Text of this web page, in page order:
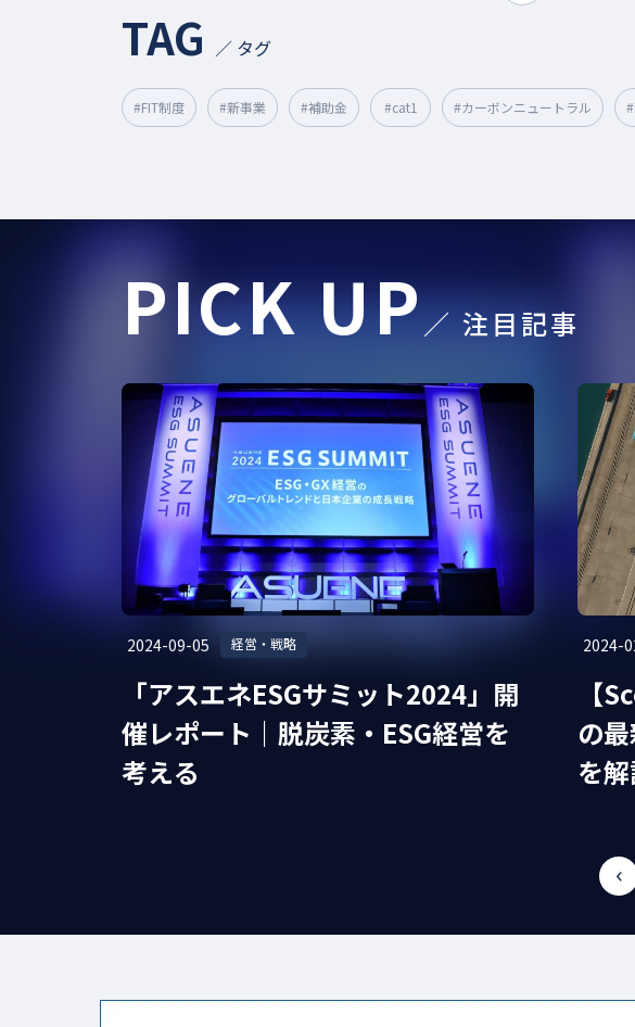
TAG ／ タグ
#FIT制度 #新事業 #補助金 #cat1 #カーボンニュートラル
#従業員満足度 #グリーンファイナンス
#地政学リスク #ICP #排出量取引 #CO2削減技術 #ジャパンパ
#電池 #人口光合成 #Scope3 #排出権取引 #国連
#電気EV #スマートシティ #サプライチェーン #CDP
#カーボンオフセット、カーボンプライシング、排出権取引、排出量取引 #削減
#CDP回答 #エネルギーマネジメント #CO2算定 #ESG投資 #環境
#リサイクル #CDPスコア #GX
#人的資本 #気候変動 #採用企業インタビュー
PICK UP／ 注目記事
2024-09-05 経営・戦略
「アスエネESGサミット2024」開
催レポート｜脱炭素・ESG経営を
考える
2024-
【
の
を
prev